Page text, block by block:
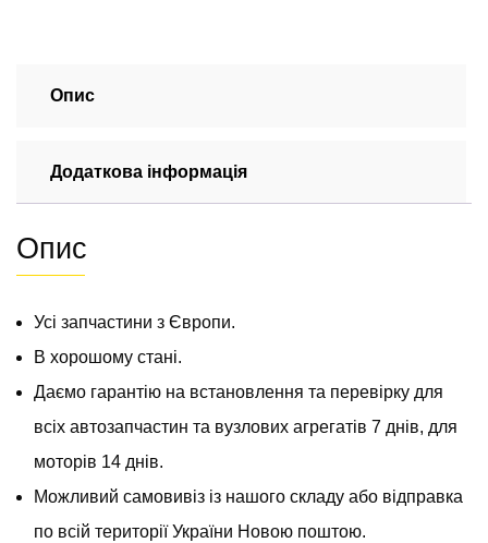
Sprinter
/
cdi
(ОМ
612)
A9014902201
кількість
Опис
Додаткова інформація
Опис
Усі запчастини з Європи.
В хорошому стані.
Даємо гарантію на встановлення та перевірку для
всіх автозапчастин та вузлових агрегатів 7 днів, для
моторів 14 днів.
Можливий самовивіз із нашого складу або відправка
по всій території України Новою поштою.